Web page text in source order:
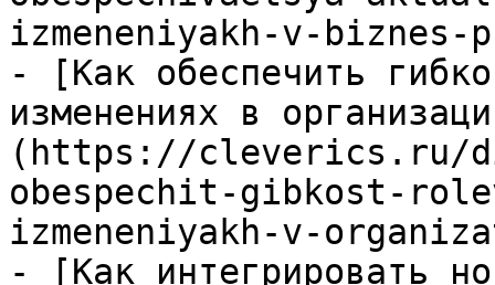
izmeneniyakh-v-biznes-
- [Как обеспечить
изменениях в
(https://cleverics.ru/
obespechit-gibkost-
izmeneniyakh-v-
- [Как интегрировать